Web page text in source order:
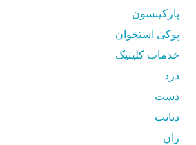
پارکینسون
پوکی استخوان
خدمات کلینیک
درد
دست
دیابت
ران